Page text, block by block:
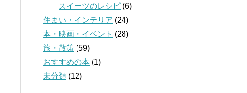
スイーツのレシピ (6)
住まい・インテリア (24)
本・映画・イベント (28)
旅・散策 (59)
おすすめの本 (1)
未分類 (12)